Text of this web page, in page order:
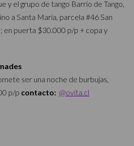
y el grupo de tango Barrio de Tango,
a Santa María, parcela #46 San
en puerta $30.000 p/p + copa y
ser una noche de burbujas,
p/p contacto: @ovita.cl